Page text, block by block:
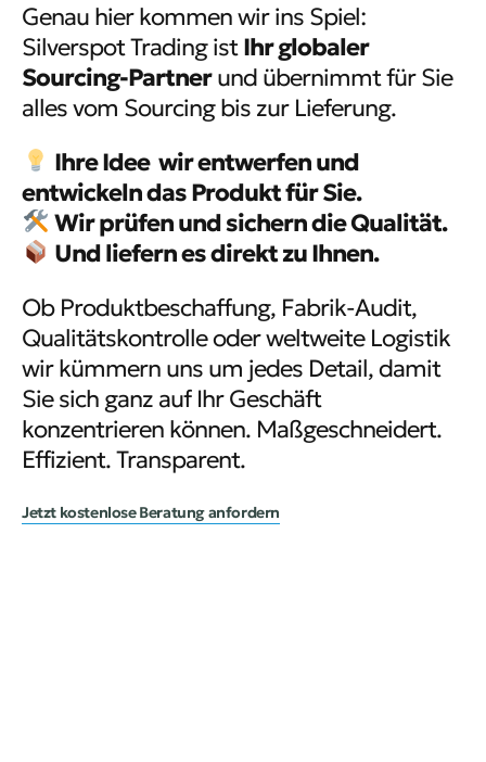
Genau hier kommen wir ins Spiel:
Silverspot Trading istIhr globaler
Sourcing-Partnerund übernimmt für Sie
alles vom Sourcing bis zur Lieferung.
Ihre Idee wir entwerfen und
entwickeln das Produkt für Sie.
Wir prüfen und sichern die Qualität.
Und liefern es direkt zu Ihnen.
Ob Produktbeschaffung, Fabrik-Audit,
Qualitätskontrolle oder weltweite Logistik
wir kümmern uns um jedes Detail, damit
Sie sich ganz auf Ihr Geschäft
konzentrieren können. Maßgeschneidert.
Effizient. Transparent.
Jetzt kostenlose Beratung anfordern